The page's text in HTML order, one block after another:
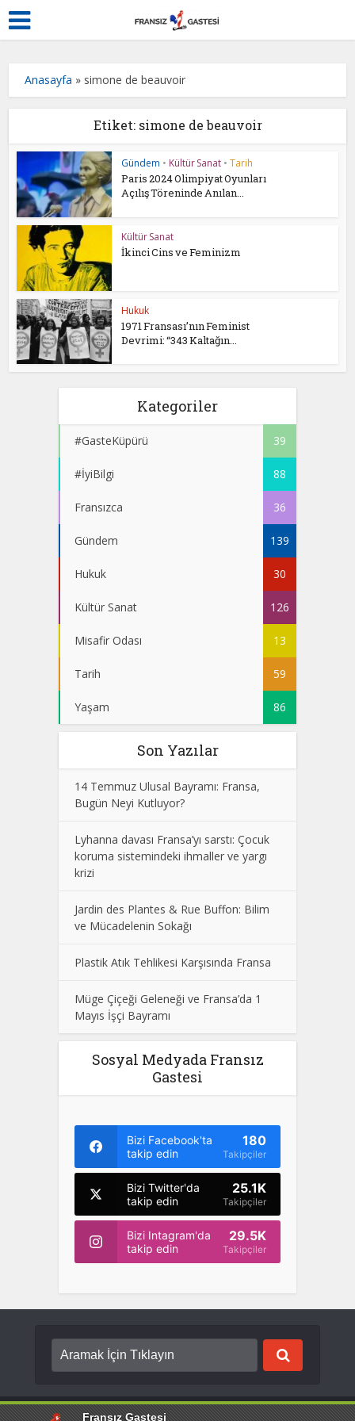
Anasayfa » simone de beauvoir
Etiket: simone de beauvoir
Gündem • Kültür Sanat • Tarih
Paris 2024 Olimpiyat Oyunları
Açılış Töreninde Anılan...
Kültür Sanat
İkinci Cins ve Feminizm
Hukuk
1971 Fransası’nın Feminist
Devrimi: “343 Kaltağın...
Kategoriler
#GasteKüpürü 39
#İyiBilgi 88
Fransızca 36
Gündem 139
Hukuk 30
Kültür Sanat 126
Misafir Odası 13
Tarih 59
Yaşam 86
Son Yazılar
14 Temmuz Ulusal Bayramı: Fransa,
Bugün Neyi Kutluyor?
Lyhanna davası Fransa’yı sarstı: Çocuk
koruma sistemindeki ihmaller ve yargı
krizi
Jardin des Plantes & Rue Buffon: Bilim
ve Mücadelenin Sokağı
Plastik Atık Tehlikesi Karşısında Fransa
Müge Çiçeği Geleneği ve Fransa’da 1
Mayıs İşçi Bayramı
Sosyal Medyada Fransız
Gastesi
Bizi Facebook'ta
takip edin
180
Takipçiler
Bizi Twitter'da
takip edin
25.1K
Takipçiler
Bizi Intagram'da
takip edin
29.5K
Takipçiler
Copyright © {2022}. Created byFransız Gastesi. Tüm hakları saklıdır.
Fransız Gastesi